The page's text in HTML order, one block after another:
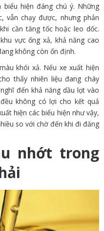
hiện đáng chú ý. Những
vẫn chạy được, nhưng phản
cần tăng tốc hoặc leo dốc.
vực ống xả, khả năng cao
không còn ổn định.
khói xả. Nếu xe xuất hiện
thấy nhiên liệu đang cháy
đến khả năng dầu lọt vào
không có lợi cho kết quả
hiện các biểu hiện như vậy,
so với chờ đến khi đi đăng
nhớt trong